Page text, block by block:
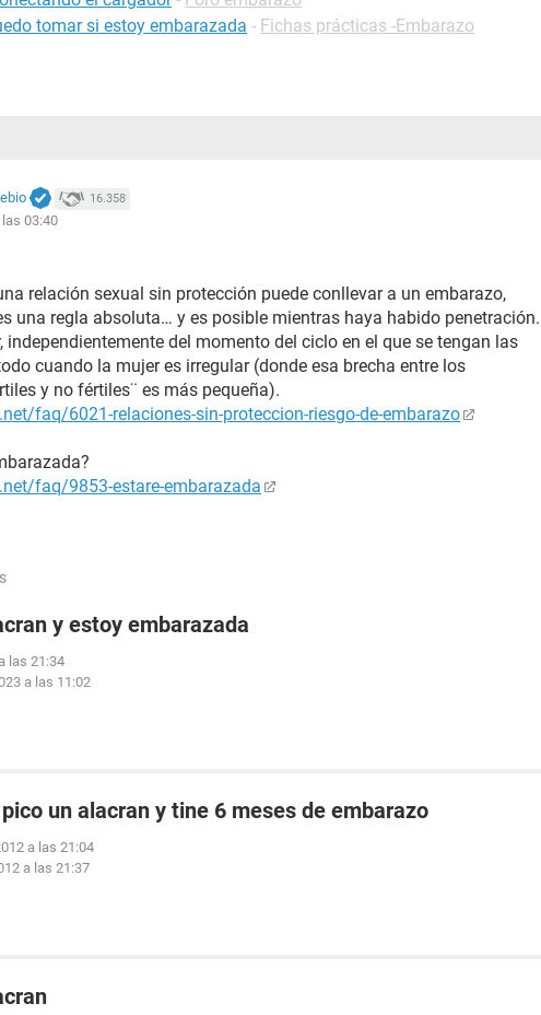
tomar si estoy embarazada - Fichas prácticas -Embarazo
16.358
03:40
relación sexual sin protección puede conllevar a un embarazo,
una regla absoluta… y es posible mientras haya habido penetración.
independientemente del momento del ciclo en el que se tengan las
cuando la mujer es irregular (donde esa brecha entre los
y no fértiles¨ es más pequeña).
faq/6021-relaciones-sin-proteccion-riesgo-de-embarazo
faq/9853-estare-embarazada
y estoy embarazada
las 21:34
a las 11:02
un alacran y tine 6 meses de embarazo
a las 21:04
a las 21:37